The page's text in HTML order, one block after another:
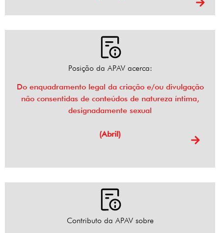
Posição da APAV acerca:
Do enquadramento legal da criação e/ou divulgação
não consentidas de conteúdos de natureza íntima,
designadamente sexual
(Abril)
Contributo da APAV sobre